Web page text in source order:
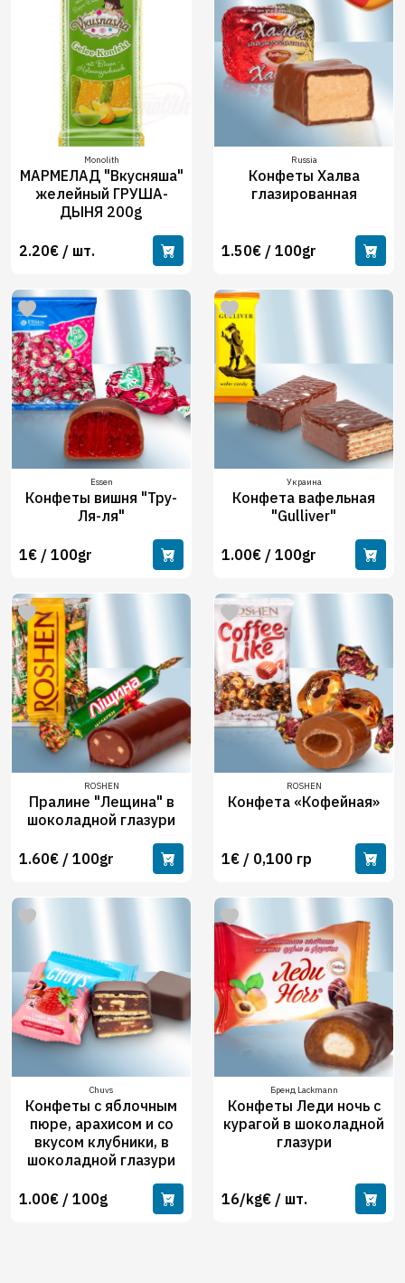
Monolith
МАРМЕЛАД "Вкусняша"
желейный ГРУША-
ДЫНЯ 200g
2.20€ / шт.
Russia
Конфеты Халва
глазированная
1.50€ / 100gr
Essen
Конфеты вишня "Тру-
Ля-ля"
1€ / 100gr
Украина
Конфета вафельная
"Gulliver"
1.00€ / 100gr
ROSHEN
Пралине "Лещина" в
шоколадной глазури
1.60€ / 100gr
ROSHEN
Конфета «Кофейная»
1€ / 0,100 гр
Chuvs
Конфеты с яблочным
пюре, арахисом и со
вкусом клубники, в
шоколадной глазури
1.00€ / 100g
Бренд Lackmann
Конфеты Леди ночь с
курагой в шоколадной
глазури
16/kg€ / шт.